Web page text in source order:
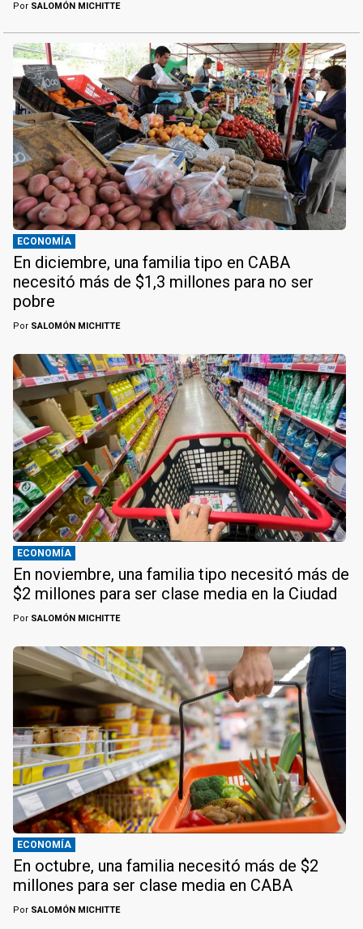
Por SALOMÓN MICHITTE
ECONOMÍA
En diciembre, una familia tipo en CABA
necesitó más de $1,3 millones para no ser
pobre
Por SALOMÓN MICHITTE
ECONOMÍA
En noviembre, una familia tipo necesitó más de
$2 millones para ser clase media en la Ciudad
Por SALOMÓN MICHITTE
ECONOMÍA
En octubre, una familia necesitó más de $2
millones para ser clase media en CABA
Por SALOMÓN MICHITTE